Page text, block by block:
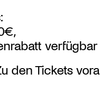
verfügbar
den Tickets